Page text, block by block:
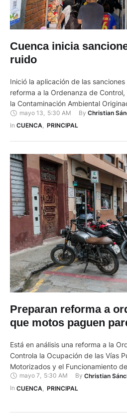
Cuenca inicia
ruido
Inició la aplicación de las
reforma a la Ordenanza de
la Contaminación Ambiental
Proveniente de Fuentes Fijas y
este cuerpo legal el 26 de
mayo 13 5:30 AM By Christian
In CUENCA, PRINCIPAL
Preparan reforma a
que motos paguen
Está en análisis una reforma a la
Controla la Ocupación de las Vías
Motorizados y el Funcionamiento
Estacionamiento Rotativo Tarifado
principales cambios propuestos es
zonas donde opera …
mayo 7, 5:30 AM By Christian
In CUENCA PRINCIPAL